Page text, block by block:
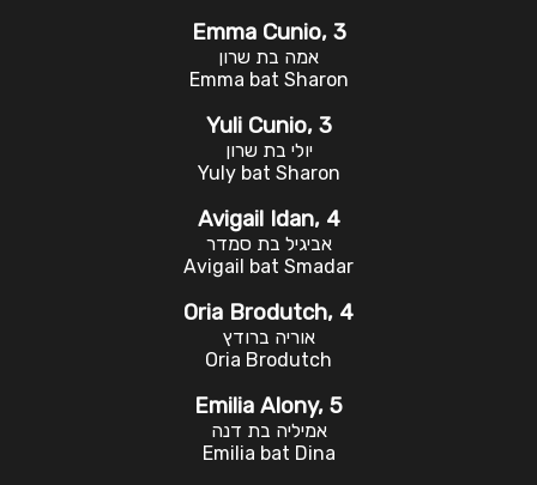
Emma Cunio, 3
אמה בת שרון
Emma bat Sharon
Yuli Cunio, 3
יולי בת שרון
Yuly bat Sharon
Avigail Idan, 4
אביגיל בת סמדר
Avigail bat Smadar
Oria Brodutch, 4
אוריה ברודץ
Oria Brodutch
Emilia Alony, 5
אמיליה בת דנה
Emilia bat Dina